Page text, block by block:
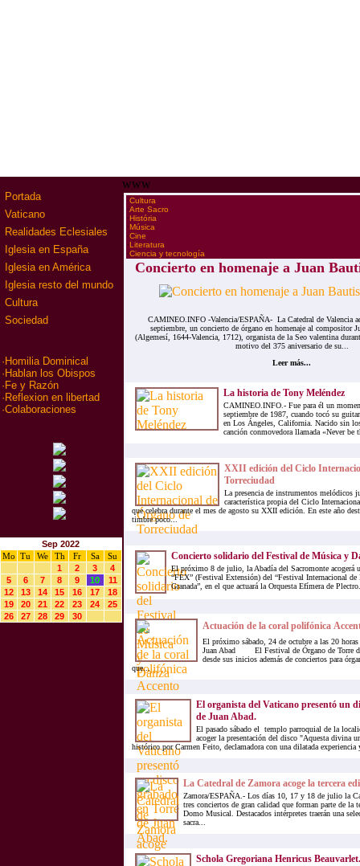
Portada
Vaticano
Realidades Eclesiales
Iglesia en España
Iglesia en América
Iglesia resto del mundo
Cultura
Sociedad
· Homilia Dominical
· Hablan los Obispos
· Fe y Razón
· Reflexion en libertad
·Colaboraciones
Sep 2022
Mo
Tu We Th Fr Sa
Su
1
2 3
4
5
6 7 8 9 10
11
12
13 14 15 16 17
18
19
20 21 22 23 24
25
26
27 28 29 30
www
·Cultura
·Arte Sacro
·História
·Música
·Cine
·Literatura
·Ciencia y tecnología
Concierto en homenaje a Juan
CAMINEO.INFO -Valencia/ESPAÑA- La Catedral de Valencia
septiembre, un concierto de órgano en homenaje al compositor
(Algemesí, 1644-Valencia, 1712), organista de la Seo valentina
motivo del 375 aniversario de su...
Leer más...
La historia de Tony Meléndez
CAMINEO.INFO.- Fue para él un
septiembre de 1987, cuando tocó su
en Los Ángeles, California. Nacido sin
canción conmovedora llamada «Never be
XXII edición del Ciclo
Torreciudad
La presencia de instrumentos melódicos
característica propia del Ciclo
que celebra durante el mes de agosto su XXII edición. En este año
timbre poco...
Concierto solidario del Festival de Música y
El próximo 8 de julio, la Abadía del Sacromonte acogerá
“FEX” (Festival Extensión) del “Festival Internacional de
Granada”, en el que actuará la Orquesta Efímera de
Actuación de la coral polifónica
El próximo sábado, 24 de octubre a las 20
Juan Abad El Festival de Órgano de Torre de
desde sus inicios además de conciertos para
que...
El organista del Vaticano presentó un
de Juan Abad.
El pasado sábado el templo parroquial de la
acoger la presentación del disco "Aquesta divina
histórico por Carmen Feito, declamadora con una dilatada
La Catedral de Zamora acoge la tercera
Zamora/ESPAÑA.- Los días 10, 17 y 18 de julio la
tres conciertos de gran calidad que forman parte de la
Domo Musical. Destacados intérpretes traerán una
sacra...
Schola Gregoriana Henricus